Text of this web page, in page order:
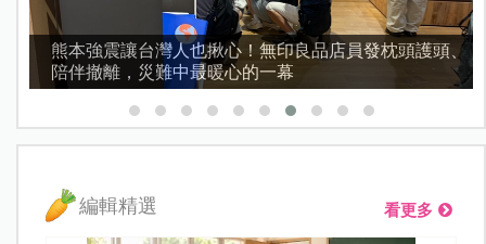
好的副食品豬肉要怎麼選？媽媽挑選優質蛋白質來源要
先懂這幾件事
編輯精選 看更多